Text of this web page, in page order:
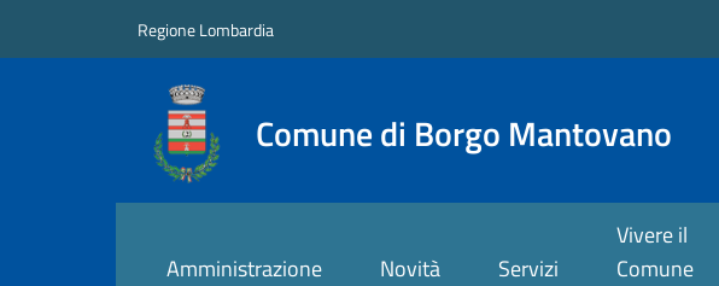
Regione Lombardia
Comune di Borgo Mantovano
Amministrazione Novità Servizi
Vivere il
Comune